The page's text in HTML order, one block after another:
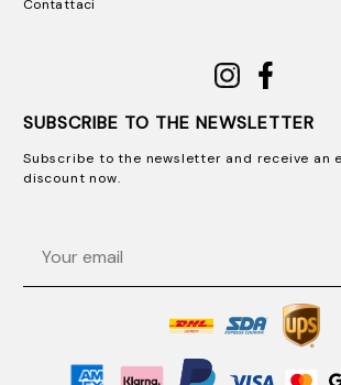
Contattaci
SUBSCRIBE TO THE NEWSLETTER
Subscribe to the newsletter and receive an
discount now.